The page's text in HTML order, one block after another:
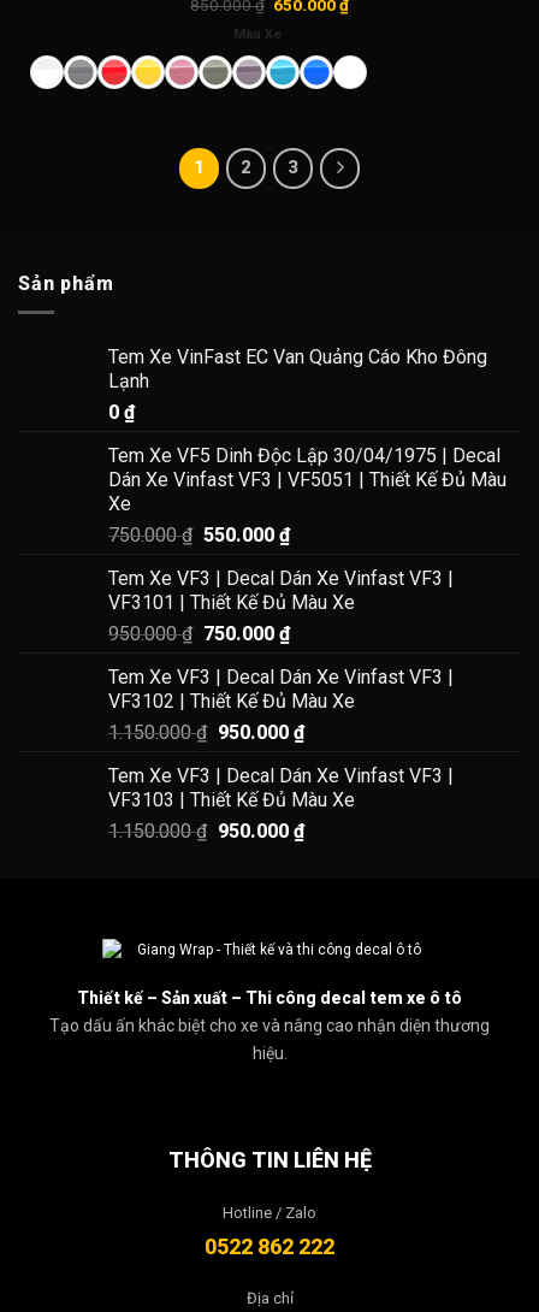
850.000₫
là:
650.000₫
650.000 ₫.
Màu Xe
1 2 3
Sản phẩm
Tem Xe VinFast EC Van Quảng Cáo Kho Đông
Lạnh
0 ₫
Tem Xe VF5 Dinh Độc Lập 30/04/1975 | Decal
Dán Xe Vinfast VF3 | VF5051 | Thiết Kế Đủ Màu
Xe
750.000₫ Giá
là:
750.000 ₫.
550.000 ₫Giá
tại
là:
550.000 ₫.
Tem Xe VF3 | Decal Dán Xe Vinfast VF3 |
VF3101 | Thiết Kế Đủ Màu Xe
950.000₫ Giá
là:
950.000 ₫.
750.000 ₫Giá
tại
là:
750.000 ₫.
Tem Xe VF3 | Decal Dán Xe Vinfast VF3 |
VF3102 | Thiết Kế Đủ Màu Xe
1.150.000₫ Giá
là:
1.150.000 ₫.
950.000 ₫Giá
tại
là:
950.000 ₫.
Tem Xe VF3 | Decal Dán Xe Vinfast VF3 |
VF3103 | Thiết Kế Đủ Màu Xe
1.150.000₫ Giá
950.000 ₫Giá
Thiết kế – Sản xuất – Thi công decal tem xe ô tô
Tạo dấu ấn khác biệt cho xe và nâng cao nhận diện thương
hiệu.
THÔNG TIN LIÊN HỆ
Hotline / Zalo
0522 862 222
Địa chỉ